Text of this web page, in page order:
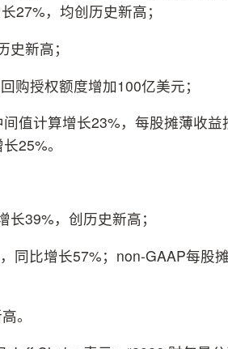
27%，均创历史新高；
新高；
购授权额度增加100亿美元；
值计算增长23%，每股摊薄收益
25%。
39%，创历史新高；
同比增长57%；non-GAAP每股
。